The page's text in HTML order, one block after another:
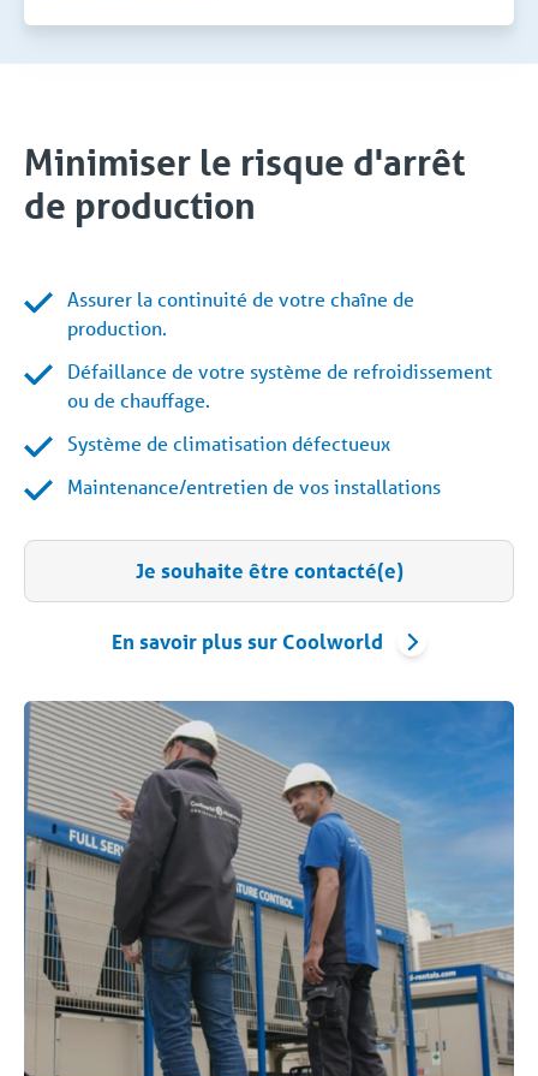
Minimiser le risque d'arrêt
de production
Assurer la continuité de votre chaîne de
production.
Défaillance de votre système de refroidissement
ou de chauffage.
Système de climatisation défectueux
Maintenance/entretien de vos installations
Je souhaite être contacté(e)
En savoir plus sur Coolworld